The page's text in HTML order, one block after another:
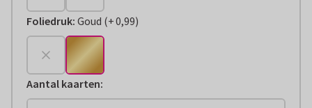
Foliedruk: Goud (
+€ 0,99
+0,99)
Aantal kaarten: